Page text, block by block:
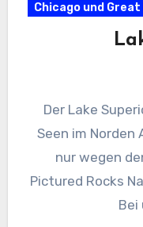
Chicago und
Der Lake
Seen im Norden
nur wegen
Pictured Rocks
Bei